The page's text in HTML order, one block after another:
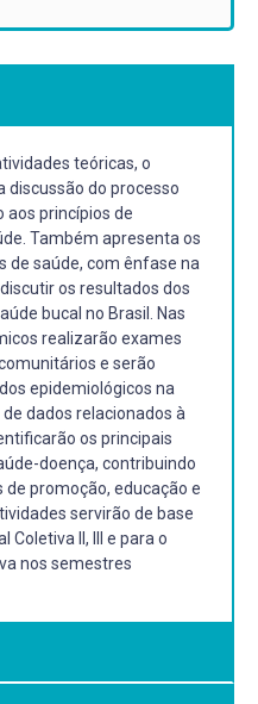
teóricas, o
discussão do processo
aos princípios de
Também apresenta os
de saúde, com ênfase na
os resultados dos
bucal no Brasil. Nas
realizarão exames
e serão
epidemiológicos na
dados relacionados à
os principais
doença, contribuindo
promoção, educação e
servirão de base
Coletiva II, III e para o
nos semestres